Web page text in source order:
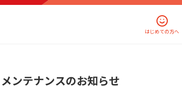
はじめての方へ
ンテナンスのお知らせ